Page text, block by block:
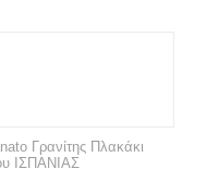
Γρανίτης Πλακάκι
ΙΣΠΑΝΙΑΣ